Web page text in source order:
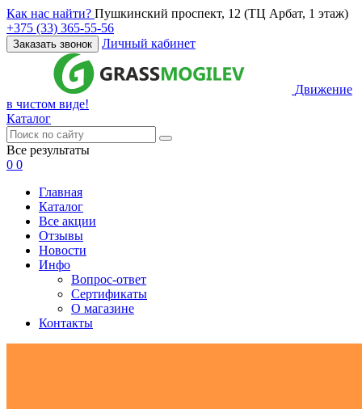
Как нас найти? Пушкинский проспект, 12 (ТЦ Арбат, 1 этаж)
+375 (33) 365-55-56
Заказать звонок Личный кабинет
Движение
в чистом виде!
Каталог
Все результаты
0 0
Главная
Каталог
Все акции
Отзывы
Новости
Инфо
Вопрос-ответ
Сертификаты
О магазине
Контакты